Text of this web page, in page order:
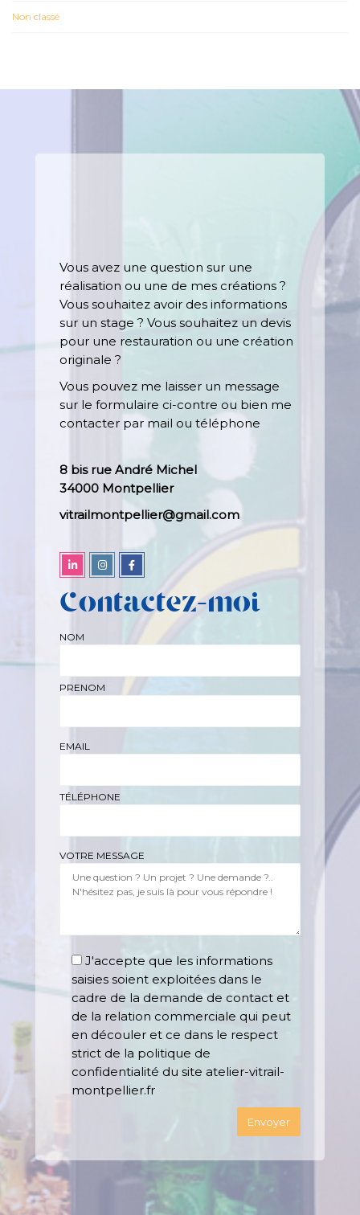
Non classé
Vous avez une question sur une
réalisation ou une de mes créations ?
Vous souhaitez avoir des informations
sur un stage ? Vous souhaitez un devis
pour une restauration ou une création
originale ?
Vous pouvez me laisser un message
sur le formulaire ci-contre ou bien me
contacter par mail ou téléphone
8 bis rue André Michel
34000 Montpellier
vitrailmontpellier@gmail.com
Contactez-moi
NOM
PRENOM
EMAIL
TÉLÉPHONE
VOTRE MESSAGE
J'accepte que les informations
saisies soient exploitées dans le
cadre de la demande de contact et
de la relation commerciale qui peut
en découler et ce dans le respect
strict de la politique de
confidentialité du site atelier-vitrail-
montpellier.fr